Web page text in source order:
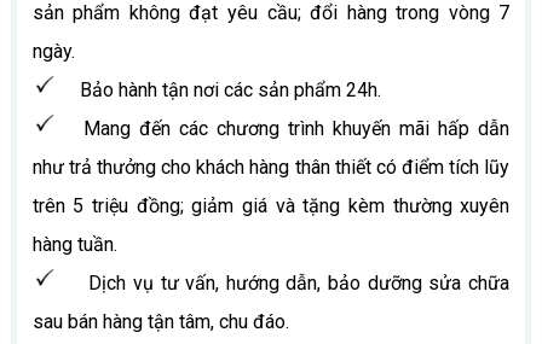
sản phẩm không đạt yêu cầu; đổi hàng trong vòng 7
ngày.
Bảo hành tận nơi các sản phẩm 24h.
Mang đến các chương trình khuyến mãi hấp dẫn
như trả thưởng cho khách hàng thân thiết có điểm tích lũy
trên 5 triệu đồng; giảm giá và tặng kèm thường xuyên
hàng tuần.
Dịch vụ tư vấn, hướng dẫn, bảo dưỡng sửa chữa
sau bán hàng tận tâm, chu đáo.